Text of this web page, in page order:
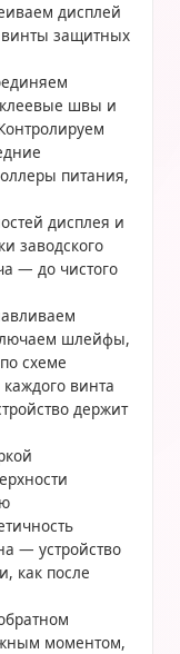
дисплей
защитных
швы и
питания,
дисплея и
заводского
— до чистого
шлейфы,
схеме
винта
держит
— устройство
как после
моментом,